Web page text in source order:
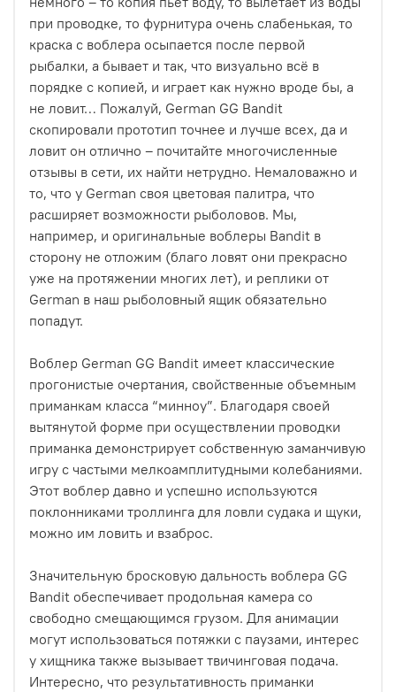
при проводке, то фурнитура очень слабенькая, то
краска с воблера осыпается после первой
рыбалки, а бывает и так, что визуально всё в
порядке с копией, и играет как нужно вроде бы, а
не ловит… Пожалуй, German GG Bandit
скопировали прототип точнее и лучше всех, да и
ловит он отлично – почитайте многочисленные
отзывы в сети, их найти нетрудно. Немаловажно и
то, что у German своя цветовая палитра, что
расширяет возможности рыболовов. Мы,
например, и оригинальные воблеры Bandit в
сторону не отложим (благо ловят они прекрасно
уже на протяжении многих лет), и реплики от
German в наш рыболовный ящик обязательно
попадут.
Воблер German GG Bandit имеет классические
прогонистые очертания, свойственные объемным
приманкам класса “минноу”. Благодаря своей
вытянутой форме при осуществлении проводки
приманка демонстрирует собственную заманчивую
игру с частыми мелкоамплитудными колебаниями.
Этот воблер давно и успешно используются
поклонниками троллинга для ловли судака и щуки,
можно им ловить и взаброс.
Значительную бросковую дальность воблера GG
Bandit обеспечивает продольная камера со
свободно смещающимся грузом. Для анимации
могут использоваться потяжки с паузами, интерес
у хищника также вызывает твичинговая подача.
Интересно, что результативность приманки